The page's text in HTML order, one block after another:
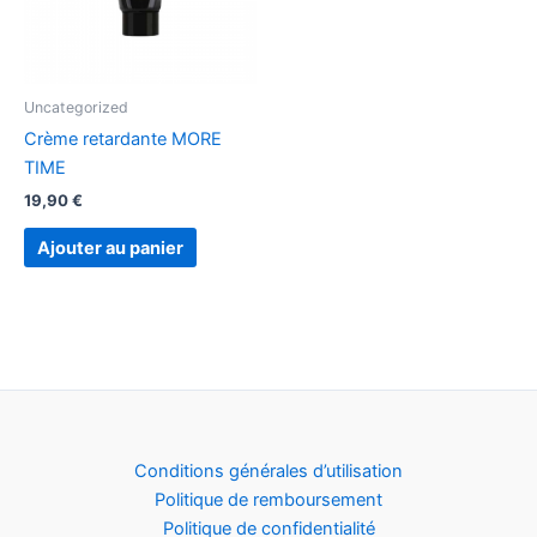
Uncategorized
Crème retardante MORE
TIME
19,90€
Ajouter au panier
Conditions générales d’utilisation
Politique de remboursement
Politique de confidentialité